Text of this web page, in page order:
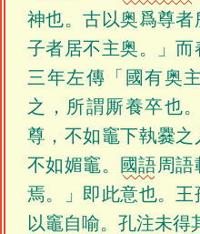
神也。古以奥爲尊者
子者居不主奥。」
三年左傳「國有奥
之，所謂厮養卒也
尊，不如竈下執爨
不如媚竈。
國語周語
焉。」即此意也。王
以竈自喻。孔注未得